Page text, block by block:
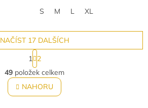
(130–140 cm). Ideální na
S M L XL
O
v
l
á
NAČÍST 17 DALŠÍCH
S
t
r
á
n
k
1
2
49 položek celkem
NAHORU